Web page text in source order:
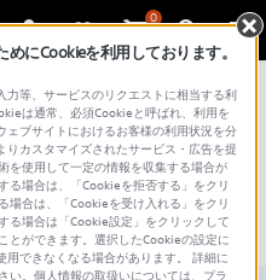
0
合わせ プロフェッショナル／業務用
にCookieを利用しております。
等、サービスのリクエストに相当する利
は通常、必須Cookieと呼ばれ、利用を
ブサイトにおけるお客様の利用状況を分
カスタマイズされたサービス・広告を提
を使用して一定の情報を収集する場合が
る場合は、「Cookieを拒否する」をクリ
場合は、「Cookieを受け入れる」をクリ
る場合は「Cookie設定」をクリックして
とができます。選択したCookieの設定に
できなくなる場合があります。 詳細に
い。個人情報の取扱いについては、プラ